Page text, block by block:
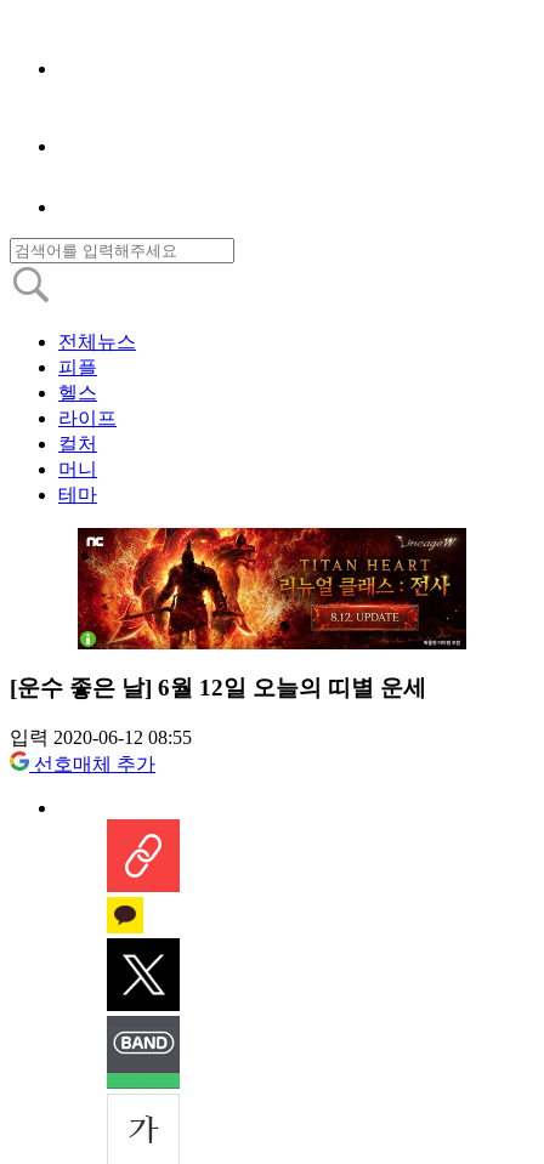
전체뉴스
피플
헬스
라이프
컬처
머니
테마
[운수 좋은 날] 6월 12일 오늘의 띠별 운세
입력 2020-06-12 08:55
선호매체 추가